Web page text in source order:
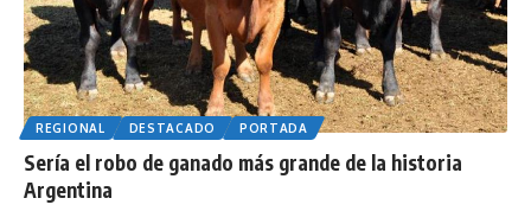
REGIONAL DESTACADO PORTADA
Sería el robo de ganado más grande de la historia
Argentina